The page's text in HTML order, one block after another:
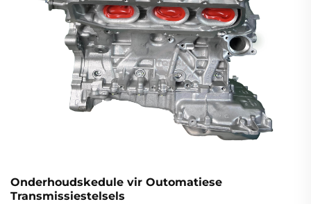
Onderhoudskedule vir Outomatiese
Transmissiestelsels